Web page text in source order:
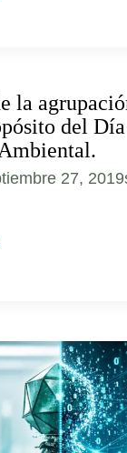
la
del
27, 2019